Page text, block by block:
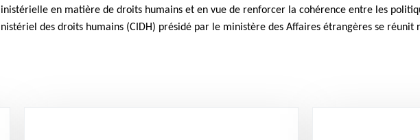
en matière de droits humains et en vue de renforcer la cohérence entre les
des droits humains (CIDH) présidé par le ministère des Affaires étrangères se réunit